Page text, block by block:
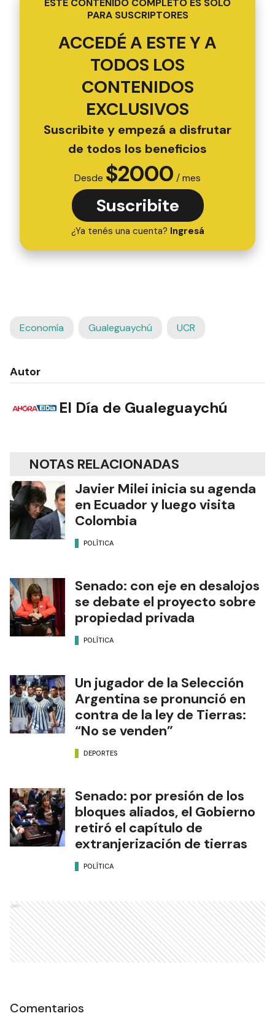
ESTE CONTENIDO COMPLETO ES SOLO
PARA SUSCRIPTORES
ACCEDÉ A ESTE Y A
TODOS LOS
CONTENIDOS
EXCLUSIVOS
Suscribite y empezá a disfrutar
de todos los beneficios
Desde $2000 / mes
Suscribite
¿Ya tenés una cuenta? Ingresá
Economía Gualeguaychú UCR
Autor
El Día de Gualeguaychú
NOTAS RELACIONADAS
Javier Milei inicia su agenda
en Ecuador y luego visita
Colombia
POLÍTICA
Senado: con eje en desalojos
se debate el proyecto sobre
propiedad privada
POLÍTICA
Un jugador de la Selección
Argentina se pronunció en
contra de la ley de Tierras:
“No se venden”
DEPORTES
Senado: por presión de los
bloques aliados, el Gobierno
retiró el capítulo de
extranjerización de tierras
POLÍTICA
Ads
Comentarios